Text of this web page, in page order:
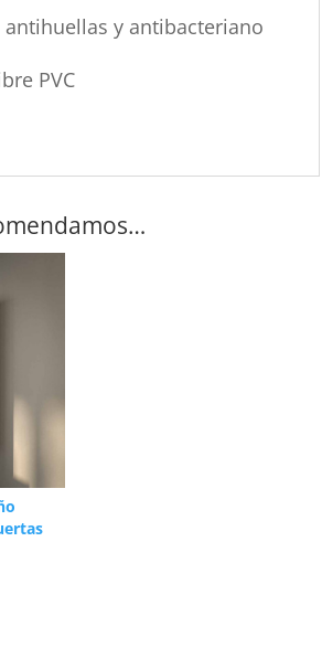
antihuellas y antibacteriano
PVC